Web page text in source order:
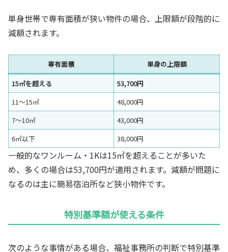
単身世帯で専有面積が狭い物件の場合、上限額が段階的に
減額されます。
専有面積
単身の上限額
15㎡を超える
53,700円
11〜15㎡
48,000円
7〜10㎡
43,000円
6㎡以下
38,000円
一般的なワンルーム・1Kは15㎡を超えることが多いた
め、多くの場合は53,700円が適用されます。減額が問題に
なるのは主に簡易宿泊所など狭小物件です。
特別基準額が使える条件
次のような事情がある場合、福祉事務所の判断で特別基準